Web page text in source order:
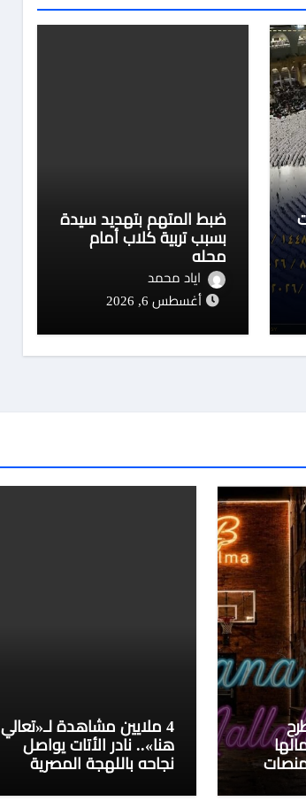
ضبط المتهم بتهديد سيدة
بسبب تربية كلاب أمام
محله
اياد محمد
أغسطس 6, 2026
4 ملايين مشاهدة لـ«تعالي
هنا».. نادر الأتات يواصل
نجاحه باللهجة المصرية